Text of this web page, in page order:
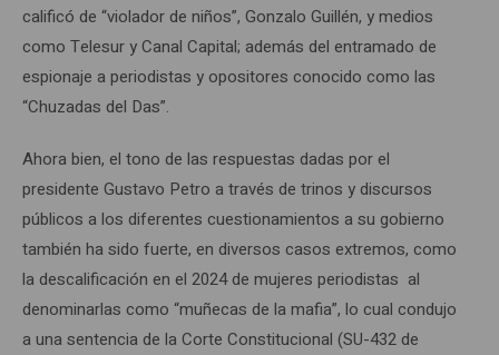
calificó de “violador de niños”, Gonzalo Guillén, y medios
como Telesur y Canal Capital; además del entramado de
espionaje a periodistas y opositores conocido como las
“Chuzadas del Das”.
Ahora bien, el tono de las respuestas dadas por el
presidente Gustavo Petro a través de trinos y discursos
públicos a los diferentes cuestionamientos a su gobierno
también ha sido fuerte, en diversos casos extremos, como
la descalificación en el 2024 de mujeres periodistas al
denominarlas como “muñecas de la mafia”, lo cual condujo
a una sentencia de la Corte Constitucional (SU-432 de